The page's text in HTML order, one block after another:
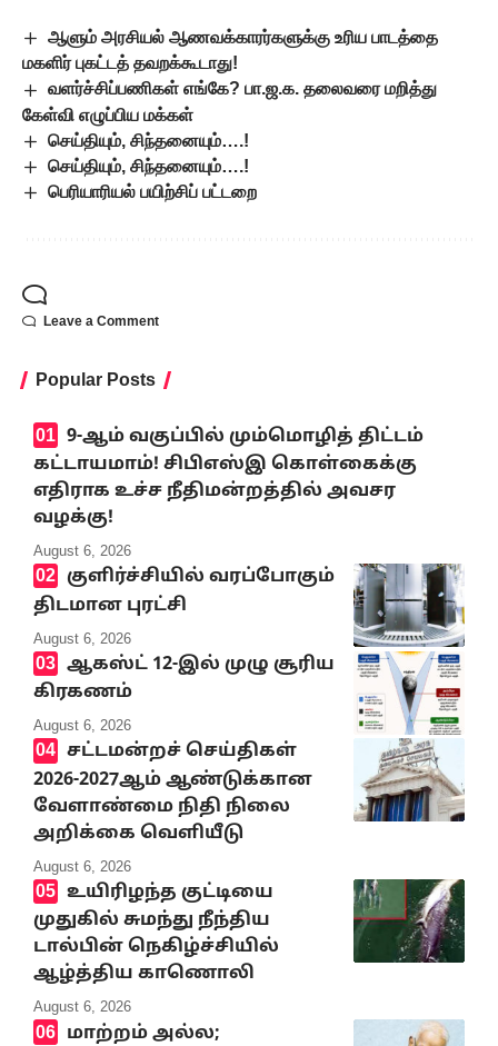
ஆளும் அரசியல் ஆணவக்காரர்களுக்கு உரிய பாடத்தை
மகளிர் புகட்டத் தவறக்கூடாது!
வளர்ச்சிப்பணிகள் எங்கே? பா.ஜ.க. தலைவரை மறித்து
கேள்வி எழுப்பிய மக்கள்
செய்தியும், சிந்தனையும்….!
செய்தியும், சிந்தனையும்….!
பெரியாரியல் பயிற்சிப் பட்டறை
Leave a Comment
Popular Posts
9-ஆம் வகுப்பில் மும்மொழித் திட்டம்
கட்டாயமாம்! சிபிஎஸ்இ கொள்கைக்கு
எதிராக உச்ச நீதிமன்றத்தில் அவசர
வழக்கு!
August 6, 2026
குளிர்ச்சியில் வரப்போகும்
திடமான புரட்சி
August 6, 2026
ஆகஸ்ட் 12-இல் முழு சூரிய
கிரகணம்
August 6, 2026
சட்டமன்றச் செய்திகள்
2026-2027ஆம் ஆண்டுக்கான
வேளாண்மை நிதி நிலை
அறிக்கை வெளியீடு
August 6, 2026
உயிரிழந்த குட்டியை
முதுகில் சுமந்து நீந்திய
டால்பின் நெகிழ்ச்சியில்
ஆழ்த்திய காணொலி
August 6, 2026
மாற்றம் அல்ல;